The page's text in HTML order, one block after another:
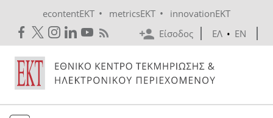
econtentEKT • metricsEKT •
innovationEKT
Είσοδος
ΕΛ • EN